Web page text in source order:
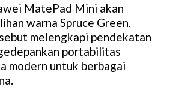
MatePad Mini akan
warna Spruce Green.
melengkapi pendekatan
portabilitas
modern untuk berbagai